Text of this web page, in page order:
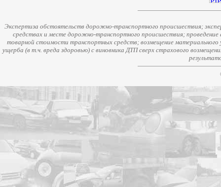
Экспертиза обстоятельств дорожно-транспортного происшествия;
средствах и месте дорожно-транспортного происшествия;
товарной стоимости транспортных средств; возмещение
ущерба (в т.ч. вреда здоровью) с виновника ДТП сверх страхового